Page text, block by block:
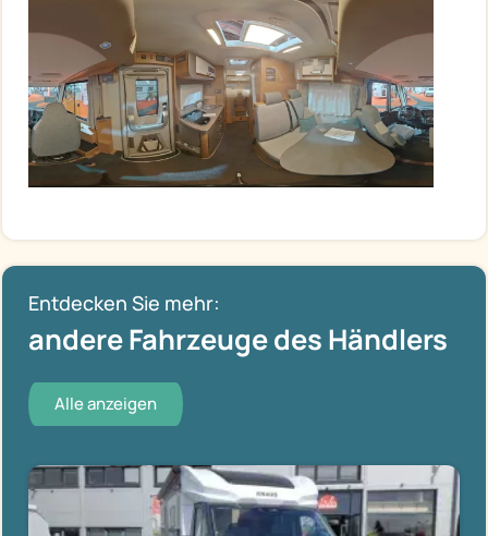
Entdecken Sie mehr:
andere Fahrzeuge des Händlers
Alle anzeigen